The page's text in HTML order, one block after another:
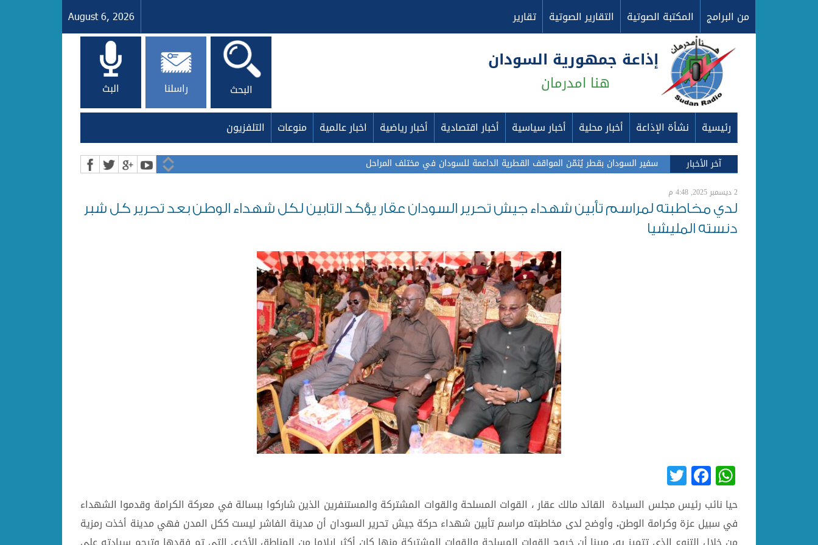
من البرامج المكتبة الصوتية التقارير الصوتية تقارير August 6, 2026
البث راسلنا البحث
إذاعة جمهورية السودان
هنا امدرمان
رئيسية نشأة الإذاعة أخبار محلية أخبار سياسية أخبار اقتصادية أخبار رياضية اخبار عالمية منوعات التلفزيون
آخر الأخبار سفير السودان بقطر يُثمّن المواقف القطرية الداعمة للسودان في مختلف المراحل
2 ديسمبر 2025, 4:48 م
لدي مخاطبته لمراسم تأبين شهداء جيش تحرير السودان عقار يؤكد التابين لكل شهداء الوطن بعد تحرير كل شبر
دنسته المليشيا
WhatsApp
Facebook
حيا نائب رئيس مجلس السيادة القائد مالك عقار ، القوات المسلحة والقوات المشتركة والمستنفرين الذين شاركوا ببسالة في معركة الكرامة وقدموا الشهداء
في سبيل عزة وكرامة الوطن. وأوضح لدى مخاطبته مراسم تأبين شهداء حركة جيش تحرير السودان أن مدينة الفاشر ليست ككل المدن فهي مدينة أخذت رمزية